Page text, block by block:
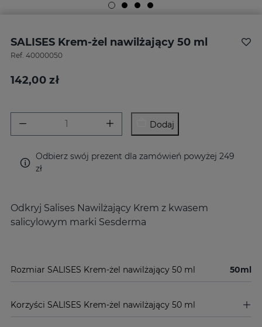
SALISES Krem-żel nawilżający 50 ml
Ref. 40000050
142,00 zł
Dodaj
Odbierz swój prezent dla zamówień powyżej 249
zł
Odkryj Salises Nawilżający Krem z kwasem
salicylowym marki Sesderma
Rozmiar SALISES Krem-żel nawilżający 50 ml 50ml
Korzyści SALISES Krem-żel nawilżający 50 ml